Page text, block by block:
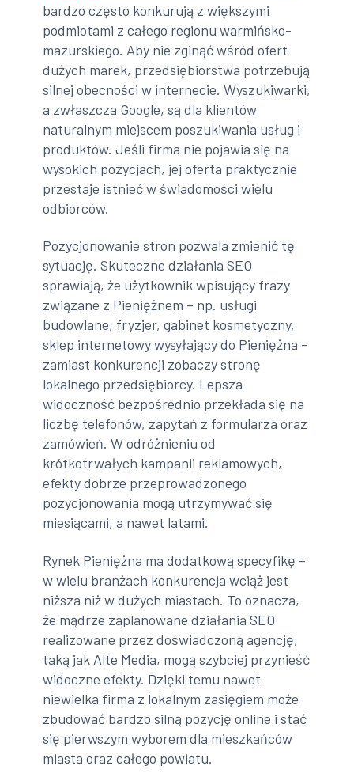
bardzo często konkurują z większymi
podmiotami z całego regionu warmińsko-
mazurskiego. Aby nie zginąć wśród ofert
dużych marek, przedsiębiorstwa potrzebują
silnej obecności w internecie. Wyszukiwarki,
a zwłaszcza Google, są dla klientów
naturalnym miejscem poszukiwania usług i
produktów. Jeśli firma nie pojawia się na
wysokich pozycjach, jej oferta praktycznie
przestaje istnieć w świadomości wielu
odbiorców.
Pozycjonowanie stron pozwala zmienić tę
sytuację. Skuteczne działania SEO
sprawiają, że użytkownik wpisujący frazy
związane z Pieniężnem – np. usługi
budowlane, fryzjer, gabinet kosmetyczny,
sklep internetowy wysyłający do Pieniężna –
zamiast konkurencji zobaczy stronę
lokalnego przedsiębiorcy. Lepsza
widoczność bezpośrednio przekłada się na
liczbę telefonów, zapytań z formularza oraz
zamówień. W odróżnieniu od
krótkotrwałych kampanii reklamowych,
efekty dobrze przeprowadzonego
pozycjonowania mogą utrzymywać się
miesiącami, a nawet latami.
Rynek Pieniężna ma dodatkową specyfikę –
w wielu branżach konkurencja wciąż jest
niższa niż w dużych miastach. To oznacza,
że mądrze zaplanowane działania SEO
realizowane przez doświadczoną agencję,
taką jak Alte Media, mogą szybciej przynieść
widoczne efekty. Dzięki temu nawet
niewielka firma z lokalnym zasięgiem może
zbudować bardzo silną pozycję online i stać
się pierwszym wyborem dla mieszkańców
miasta oraz całego powiatu.